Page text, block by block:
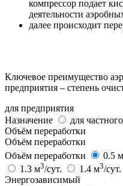
компрессор подает
деятельности
далее происходит
Ключевое преимущество
предприятия – степень
для предприятия
Назначение
для
Объём переработки
Объём переработки
Объём переработки
0.5 м
1.3 м3/сут. 1.4 м3/сут.
Энергозависимый